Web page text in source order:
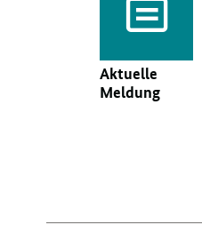
Aktuelle
Meldung